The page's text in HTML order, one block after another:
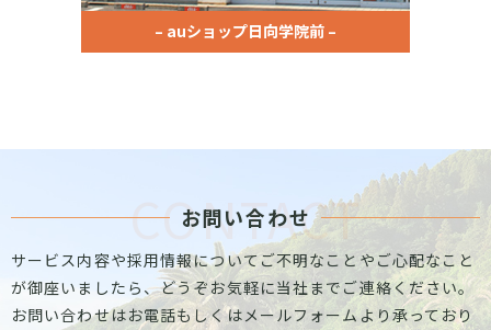
– auショップ日向学院前 –
お問い合わせ
CONTACT
サービス内容や採用情報についてご不明なことやご心配なこと
が御座いましたら、どうぞお気軽に当社までご連絡ください。
お問い合わせはお電話もしくはメールフォームより承っており